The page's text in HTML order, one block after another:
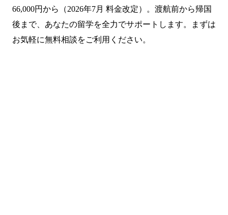
66,000円から（2026年7月 料金改定）。渡航前から帰国
後まで、あなたの留学を全力でサポートします。まずは
お気軽に無料相談をご利用ください。